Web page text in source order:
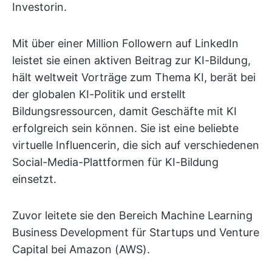
Investorin.
Mit über einer Million Followern auf LinkedIn
leistet sie einen aktiven Beitrag zur KI-Bildung,
hält weltweit Vorträge zum Thema KI, berät bei
der globalen KI-Politik und erstellt
Bildungsressourcen, damit Geschäfte mit KI
erfolgreich sein können. Sie ist eine beliebte
virtuelle Influencerin, die sich auf verschiedenen
Social-Media-Plattformen für KI-Bildung
einsetzt.
Zuvor leitete sie den Bereich Machine Learning
Business Development für Startups und Venture
Capital bei Amazon (AWS).